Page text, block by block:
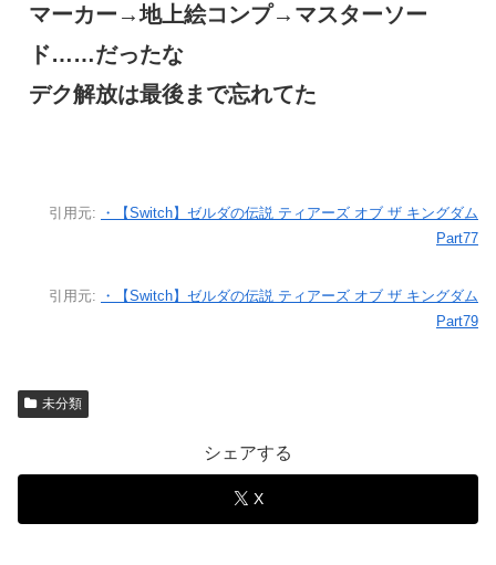
マーカー→地上絵コンプ→マスターソー
ド……だったな
デク解放は最後まで忘れてた
引用元:
・【Switch】ゼルダの伝説 ティアーズ オブ ザ キングダム
Part77
引用元:
・【Switch】ゼルダの伝説 ティアーズ オブ ザ キングダム
Part79
未分類
シェアする
X